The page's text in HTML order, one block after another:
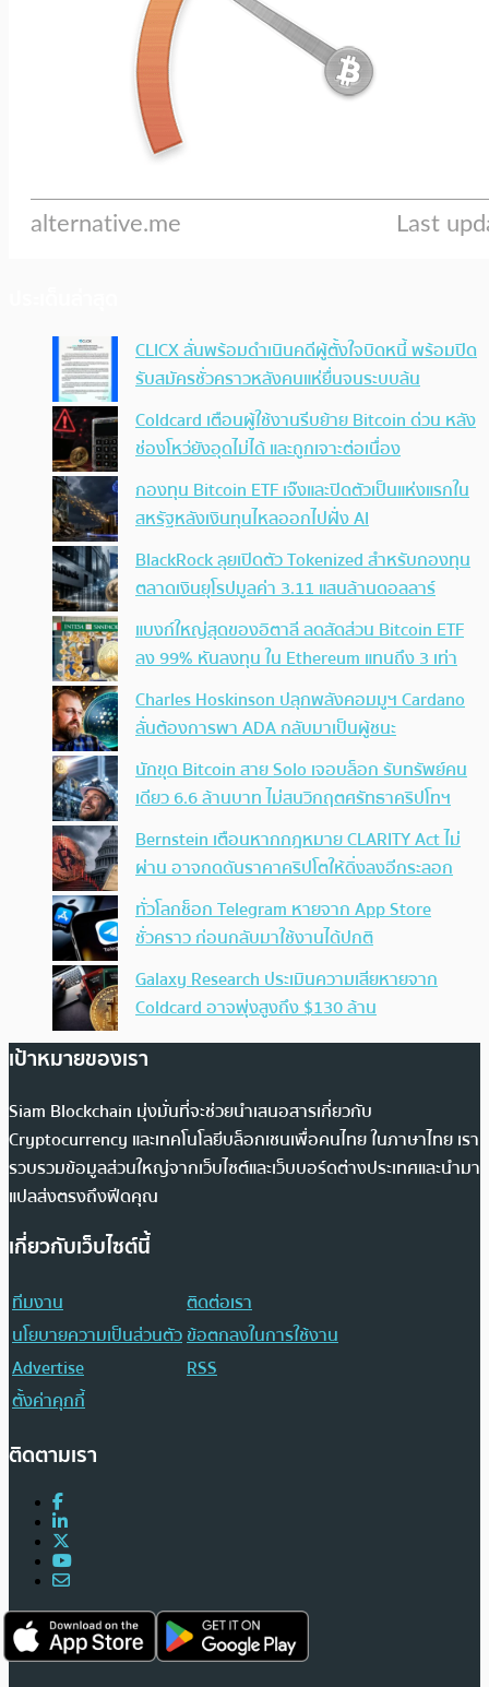
CLICX ลั่นพร้อมดำเนินคดีผู้ตั้งใจบิดหนี้ พร้อมปิด
รับสมัครชั่วคราวหลังคนแห่ยื่นจนระบบล้น
Coldcard เตือนผู้ใช้งานรีบย้าย Bitcoin ด่วน หลัง
ช่องโหว่ยังอุดไม่ได้ และถูกเจาะต่อเนื่อง
กองทุน Bitcoin ETF เจ๊งและปิดตัวเป็นแห่งแรกใน
สหรัฐหลังเงินทุนไหลออกไปฝั่ง AI
BlackRock ลุยเปิดตัว Tokenized สำหรับกองทุน
ตลาดเงินยุโรปมูลค่า 3.11 แสนล้านดอลลาร์
แบงก์ใหญ่สุดของอิตาลี ลดสัดส่วน Bitcoin ETF
ลง 99% หันลงทุน ใน Ethereum แทนถึง 3 เท่า
Charles Hoskinson ปลุกพลังคอมมูฯ Cardano
ลั่นต้องการพา ADA กลับมาเป็นผู้ชนะ
นักขุด Bitcoin สาย Solo เจอบล็อก รับทรัพย์คน
เดียว 6.6 ล้านบาท ไม่สนวิกฤตศรัทธาคริปโทฯ
Bernstein เตือนหากกฎหมาย CLARITY Act ไม่
ผ่าน อาจกดดันราคาคริปโตให้ดิ่งลงอีกระลอก
ทั่วโลกช็อก Telegram หายจาก App Store
ชั่วคราว ก่อนกลับมาใช้งานได้ปกติ
Galaxy Research ประเมินความเสียหายจาก
Coldcard อาจพุ่งสูงถึง $130 ล้าน
เป้าหมายของเรา
Siam Blockchain มุ่งมั่นที่จะช่วยนำเสนอสารเกี่ยวกับ
Cryptocurrency และเทคโนโลยีบล็อกเชนเพื่อคนไทย ในภาษาไทย เรา
รวบรวมข้อมูลส่วนใหญ่จากเว็บไซต์และเว็บบอร์ดต่างประเทศและนำมา
แปลส่งตรงถึงฟีดคุณ
เกี่ยวกับเว็บไซต์นี้
ทีมงาน
ติดต่อเรา
นโยบายความเป็นส่วนตัวข้อตกลงในการใช้งาน
Advertise
RSS
ตั้งค่าคุกกี้
ติดตามเรา